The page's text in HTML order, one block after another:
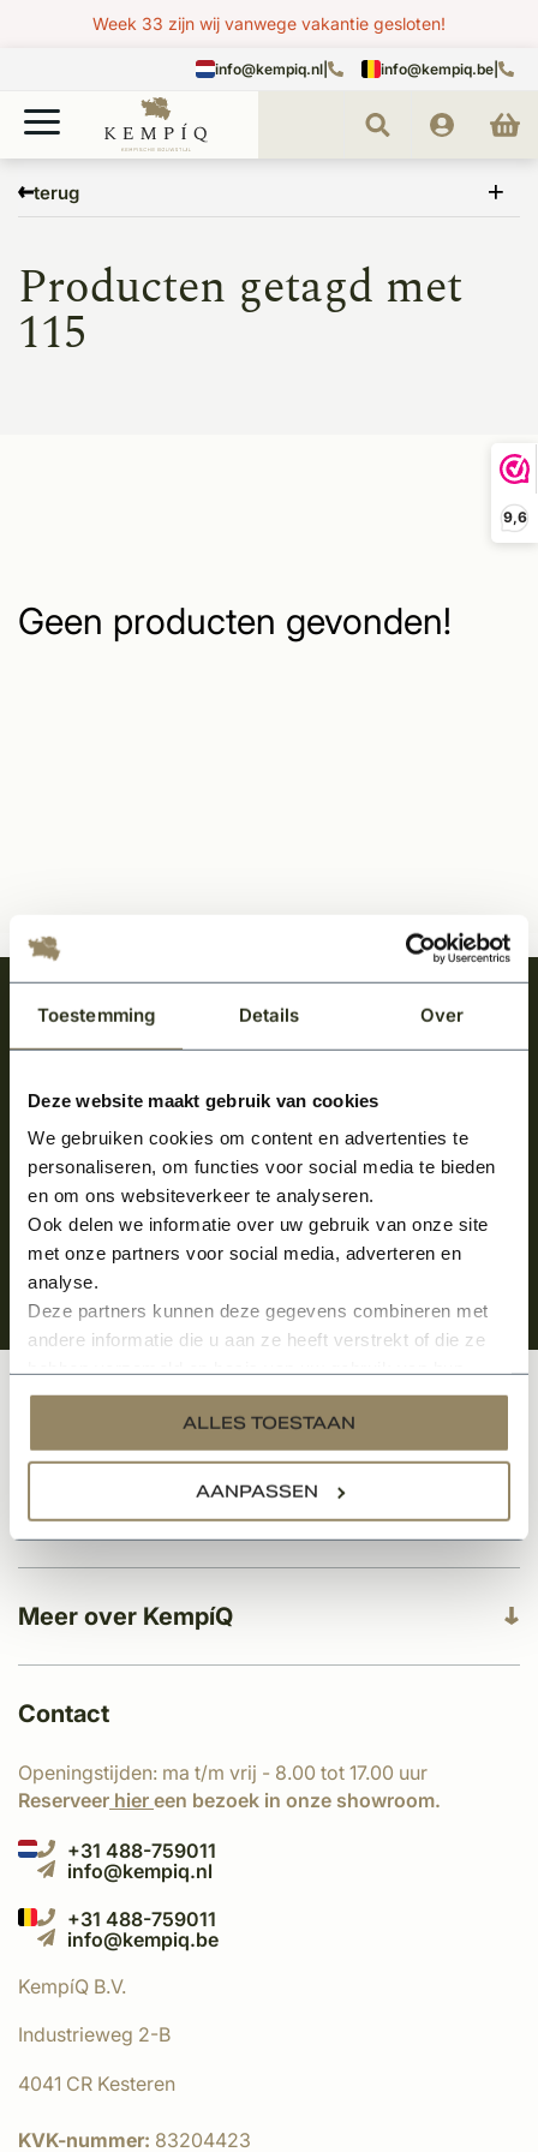
Toestemming Details Over
Deze website maakt gebruik van cookies
We gebruiken cookies om content en advertenties te
personaliseren, om functies voor social media te bieden
en om ons websiteverkeer te analyseren.
Ook delen we informatie over uw gebruik van onze site
met onze partners voor social media, adverteren en
analyse.
Deze partners kunnen deze gegevens combineren met
andere informatie die u aan ze heeft verstrekt of die ze
services.
ALLES TOESTAAN
AANPASSEN
9,6
Week 33 zijn wij vanwege vakantie gesloten!
info@kempiq.nl info@kempiq.be
terug
115
Producten getagd met
115
Geen producten gevonden!
Meld je aan en ontvang het laatste nieuws
over onze kempische bouwstijl!
Aanmelden voor de nieuwsbrief
Meer over KempíQ
Klantenservice
Categorieën
Contact
Openingstijden: ma t/m vrij - 8.00 tot 17.00 uur
Reserveer hier een bezoek in onze showroom.
+31 488-759011
info@kempiq.nl
+31 488-759011
info@kempiq.be
KempíQ B.V.
Industrieweg 2-B
4041 CR Kesteren
KVK-nummer: 83204423